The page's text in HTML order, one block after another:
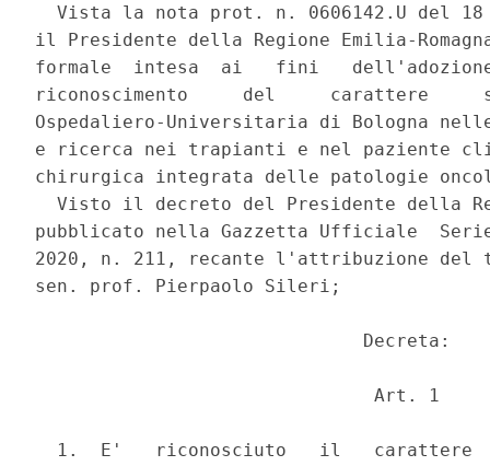
Vista la nota prot. n. 0606142.U del
il Presidente della Regione Emilia-
formale  intesa  ai   fini
riconoscimento     del     carattere
Ospedaliero-Universitaria di Bologna
e ricerca nei trapianti e nel paziente
chirurgica integrata delle patologie
Visto il decreto del Presidente della
pubblicato nella Gazzetta Ufficiale
2020, n. 211, recante l'attribuzione
sen. prof. Pierpaolo Sileri;
                              Decreta:
                               Art. 1
1.  E'   riconosciuto   il   carattere